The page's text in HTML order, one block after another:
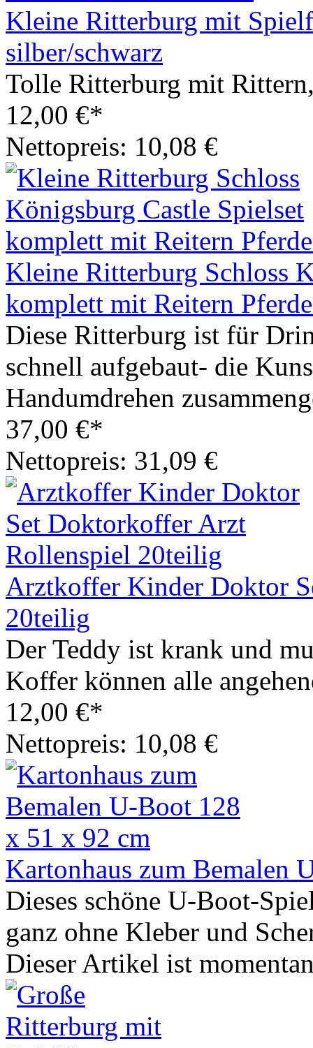
Kleine Ritterburg mit
silber/schwarz
Tolle Ritterburg mit
12,00 €*
Nettopreis: 10,08 €
Kleine Ritterburg Schloss
komplett mit Reitern
Diese Ritterburg ist für
schnell aufgebaut- die
Handumdrehen
37,00 €*
Nettopreis: 31,09 €
Arztkoffer Kinder Doktor
20teilig
Der Teddy ist krank und
Koffer können alle
12,00 €*
Nettopreis: 10,08 €
Kartonhaus zum Bemalen
Dieses schöne U-Boot-
ganz ohne Kleber und
Dieser Artikel ist